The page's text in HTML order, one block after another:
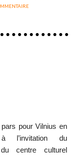
pour Vilnius en
à l’invitation du
centre culturel